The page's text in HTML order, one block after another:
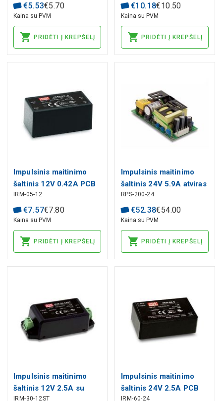
€5.53€5.70
Kaina su PVM
PRIDĖTI Į KREPŠELĮ
€10.18€10.50
Kaina su PVM
PRIDĖTI Į KREPŠELĮ
Impulsinis maitinimo
šaltinis 12V 0.42A PCB
MEAN WELL
IRM-05-12
€7.57€7.80
Kaina su PVM
PRIDĖTI Į KREPŠELĮ
Impulsinis maitinimo
šaltinis 24V 5.9A atviras
MEAN WELL
RPS-200-24
€52.38€54.00
Kaina su PVM
PRIDĖTI Į KREPŠELĮ
Impulsinis maitinimo
šaltinis 12V 2.5A su
IRM-30-12ST
Impulsinis maitinimo
šaltinis 24V 2.5A PCB
IRM-60-24